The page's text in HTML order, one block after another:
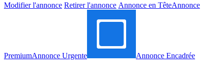
Modifier l'annonce Retirer l'annonce Annonce en TêteAnnonce
PremiumAnnonce Urgente
Annonce Encadrée